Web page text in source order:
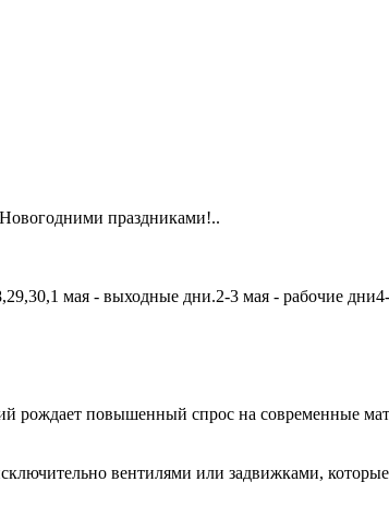
праздниками!..
мая - выходные дни.2-3 мая - рабочие
рождает повышенный спрос на современные
вентилями или задвижками,